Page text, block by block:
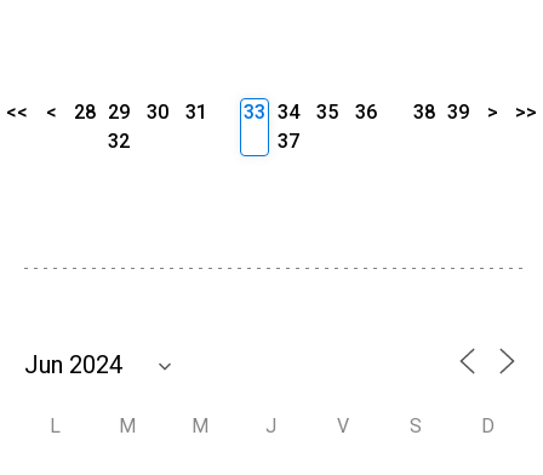
<< < 28 29 30
31
32
33 34 35
36
37
38 39 > >>
L M M J V S D